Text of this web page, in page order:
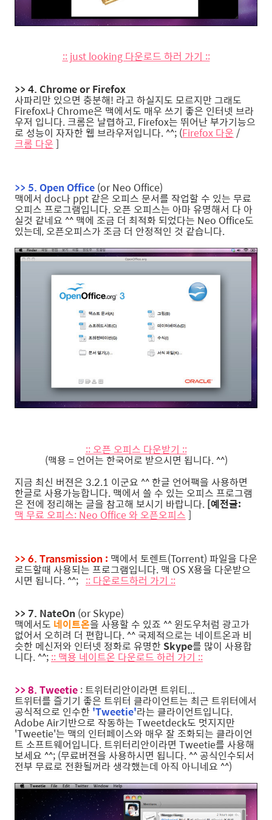
:: just looking 다운로드 하러 가기 ::
>> 4. Chrome or Firefox
사파리만 있으면 충분해! 라고 하실지도 모르지만 그래도
Firefox나 Chrome은 맥에서도 매우 쓰기 좋은 인터넷 브라
우저 입니다. 크롬은 날렵하고, Firefox는 뛰어난 부가기능으
로 성능이 자자한 웹 브라우저입니다. ^^; (Firefox 다운 /
크롬 다운 ]
>> 5. Open Office (or Neo Office)
맥에서 doc나 ppt 같은 오피스 문서를 작업할 수 있는 무료
오피스 프로그램입니다. 오픈 오피스는 아마 유명해서 다 아
실것 같네요 ^^ 맥에 조금 더 최적화 되었다는 Neo Office도
있는데, 오픈오피스가 조금 더 안정적인 것 같습니다.
:: 오픈 오피스 다운받기 ::
(맥용 = 언어는 한국어로 받으시면 됩니다. ^^)
지금 최신 버젼은 3.2.1 이군요 ^^ 한글 언어팩을 사용하면
한글로 사용가능합니다. 맥에서 쓸 수 있는 오피스 프로그램
은 전에 정리해논 글을 참고해 보시기 바랍니다. [예전글:
맥 무료 오피스: Neo Office 와 오픈오피스 ]
>> 6. Transmission : 맥에서 토렌트(Torrent) 파일을 다운
로드할때 사용되는 프로그램입니다. 맥 OS X용을 다운받으
시면 됩니다. ^^; :: 다운로드하러 가기 ::
>> 7. NateOn (or Skype)
맥에서도 네이트온을 사용할 수 있죠 ^^ 윈도우처럼 광고가
없어서 오히려 더 편합니다. ^^ 국제적으로는 네이트온과 비
슷한 메신저와 인터넷 정화로 유명한 Skype를 많이 사용합
니다. ^^; :: 맥용 네이트온 다운로드 하러 가기 ::
>> 8. Tweetie : 트위터리안이라면 트위티...
트위터를 즐기기 좋은 트위터 클라이언트는 최근 트위터에서
공식적으로 인수한 'Tweetie'라는 클라이언트입니다.
Adobe Air기반으로 작동하는 Tweetdeck도 멋지지만
'Tweetie'는 맥의 인터페이스와 매우 잘 조화되는 클라이언
트 소프트웨어입니다. 트위터리안이라면 Tweetie를 사용해
보세요 ^^; (무료버젼을 사용하시면 됩니다. ^^ 공식인수되서
전부 무료로 전환될꺼라 생각했는데 아직 아니네요 ^^)